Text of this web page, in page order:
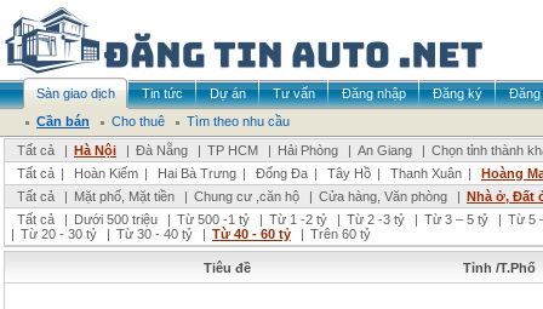
Sàn giao dịch Tin tức Dự án Tư vấn Đăng nhập Đăng ký
Đăng
Cần bán
Cho thuê
Tìm theo nhu cầu
Tất cả
| Hà Nội | Đà Nẵng | TP HCM | Hải Phòng | An Giang | Chọn tỉnh thành
Tất cả | Hoàn Kiếm | Hai Bà Trưng | Đống Đa | Tây Hồ | Thanh Xuân |
Hoàng
Tất cả
| Mặt phố, Mặt tiền | Chung cư ,căn hộ | Cửa hàng, Văn phòng | Nhà ở, Đất
Tất cả
| Dưới 500 triệu | Từ 500 -1 tỷ | Từ 1 -2 tỷ | Từ 2 -3 tỷ | Từ 3 – 5 tỷ | Từ 5
| Từ 20 - 30 tỷ | Từ 30 - 40 tỷ | Từ 40 - 60 tỷ | Trên 60 tỷ
Tiêu đề Tỉnh /T.Phố